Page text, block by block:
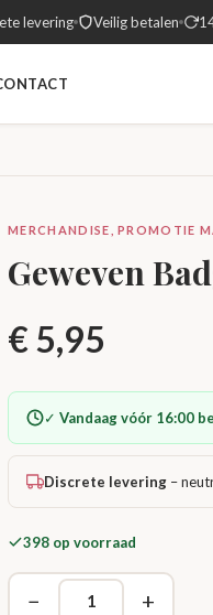
levering Veilig betalen
MERCHANDISE, PROMOTIE
Geweven
€5,95
✓ Vandaag vóór 16:00
Discrete levering –
398 op voorraad
− +